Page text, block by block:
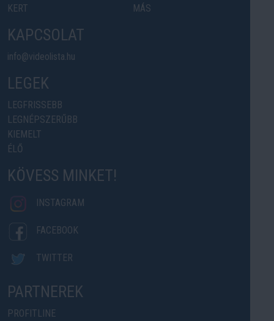
KERT
MÁS
KAPCSOLAT
info@videolista.hu
LEGEK
LEGFRISSEBB
LEGNÉPSZERŰBB
KIEMELT
ÉLŐ
KÖVESS MINKET!
INSTAGRAM
FACEBOOK
TWITTER
PARTNEREK
PROFITLINE